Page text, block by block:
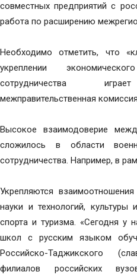
совместных предприятий с
работа по расширению
Необходимо отметить, что
укреплении
сотрудничества
межправительственная
Высокое взаимодоверие
сложилось в области
сотрудничества. Например, в
Укрепляются
науки и технологий, культуры
спорта и туризма. «Сегодня у
школ с русским языком
Российско-Таджикского
филиалов российских